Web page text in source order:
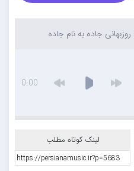
جاده به نام جاده
0:00
لینک کوتاه مطلب